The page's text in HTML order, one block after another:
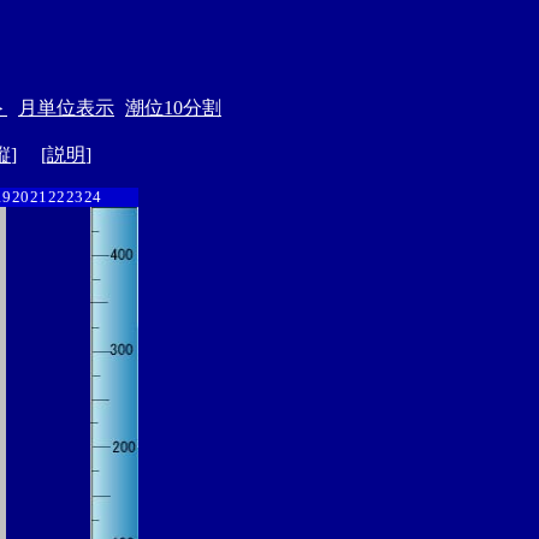
月単位表示 潮位10分割
] [説明]
2021222324